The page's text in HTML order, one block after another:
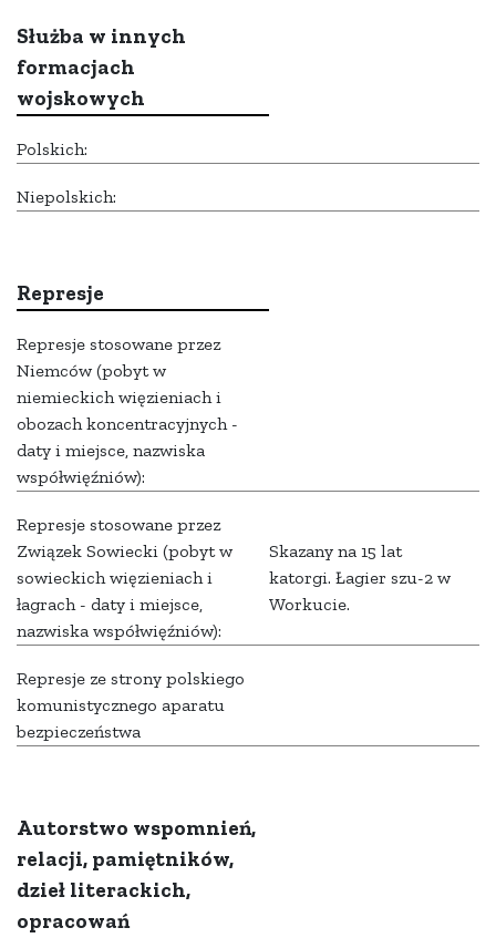
Służba w innych
formacjach
wojskowych
Polskich:
Niepolskich:
Represje
Represje stosowane przez
Niemców (pobyt w
niemieckich więzieniach i
obozach koncentracyjnych -
daty i miejsce, nazwiska
współwięźniów):
Represje stosowane przez
Związek Sowiecki (pobyt w
sowieckich więzieniach i
łagrach - daty i miejsce,
nazwiska współwięźniów):
Skazany na 15 lat
katorgi. Łagier szu-2 w
Workucie.
Represje ze strony polskiego
komunistycznego aparatu
bezpieczeństwa
Autorstwo wspomnień,
relacji, pamiętników,
dzieł literackich,
opracowań